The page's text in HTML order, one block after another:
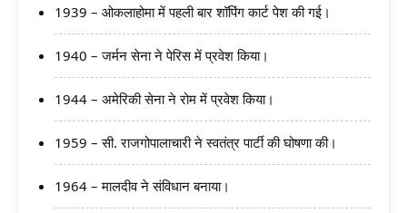
1939 – ओकलाहोमा में पहली बार शॉपिंग कार्ट पेश की गई।
1940 – जर्मन सेना ने पेरिस में प्रवेश किया।
1944 – अमेरिकी सेना ने रोम में प्रवेश किया।
1959 – सी. राजगोपालाचारी ने स्वतंत्र पार्टी की घोषणा की।
1964 – मालदीव ने संविधान बनाया।